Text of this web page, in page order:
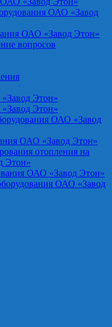
ОАО «Завод
ОАО «Завод Этон»
вопросов
Этон»
Этон»
ОАО «Завод
ОАО «Завод Этон»
отопления на
Этон»
ОАО «Завод Этон»
ОАО «Завод